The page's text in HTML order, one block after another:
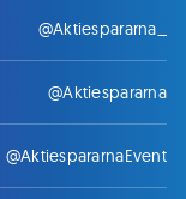
@Aktiespararna_
@Aktiespararna
@AktiespararnaEvent